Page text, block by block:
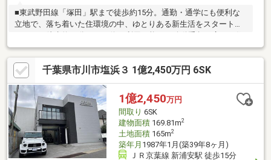
■東武野田線「塚田」駅まで徒歩約15分。通勤・通学にも便利な
立地で、落ち着いた住環境の中、ゆとりある新生活をスタートで
みやすいロケーションです。■2026年4月に内装リフォーム完了予
定。システムキッチン・洗面化粧台・トイレ新品交換に加え、ク
ロス張替え、フローリング貼替、室内クリーニングなど実施済み
で、気持ちよく新生活を始められます。■約15帖のLDKを備えた
2SLDKの間取り。約3帖の納戸や全居室収納など収納力も充実
し、住空間をすっきり保てます。駐車場1台分付きで、ファミリー
にもおすすめの再生住宅です。
千葉県市川市塩浜３ 1億2,450万円 6SK
1億2,450万円
間取り 6SK
建物面積169.81m2
土地面積165m2
築年月 1987年1月(築39年8ヶ月)
ＪＲ京葉線 新浦安駅 徒歩15分